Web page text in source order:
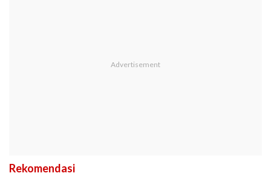
Rekomendasi